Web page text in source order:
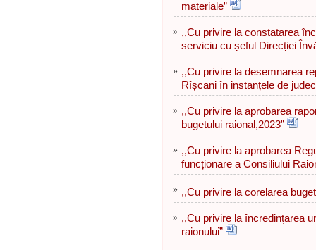
materiale”
» ,,Cu privire la constatarea
serviciu cu șeful Direcției
» ,,Cu privire la desemnarea
Rîșcani în instanțele de
» ,,Cu privire la aprobarea
bugetului raional,2023”
» ,,Cu privire la aprobarea
funcționare a Consiliului
» ,,Cu privire la corelarea
» ,,Cu privire la încredințarea
raionului”